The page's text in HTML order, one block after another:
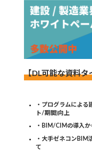
【DL可能な資料タ
・プログラムによ
ト/期間)向上
・BIM/CIMの導入
・大手ゼネコンBIM
て